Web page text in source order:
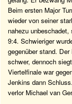
Beim ersten Major
wieder von seiner
nahezu
9:4. Schwieriger
gegenüber stand. Der
schwer, dennoch
Viertelfinale war
Jenkins dann
verlor Michael van